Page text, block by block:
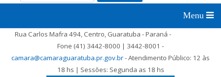
Rua Carlos Mafra 494, Centro, Guaratuba - Paraná -
Fone (41) 3442-8000 | 3442-8001 -
camara@camaraguaratuba.pr.gov.br- Atendimento Público: 12 às
18 hs | Sessões: Segunda as 18 hs